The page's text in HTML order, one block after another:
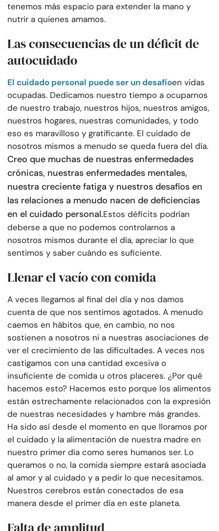
tenemos más espacio para extender la mano y
nutrir a quienes amamos.
Las consecuencias de un déficit de
autocuidado
El cuidado personal puede ser un desafíoen vidas
ocupadas. Dedicamos nuestro tiempo a ocuparnos
de nuestro trabajo, nuestros hijos, nuestros amigos,
nuestros hogares, nuestras comunidades, y todo
eso es maravilloso y gratificante. El cuidado de
nosotros mismos a menudo se queda fuera del día.
Creo que muchas de nuestras enfermedades
crónicas, nuestras enfermedades mentales,
nuestra creciente fatiga y nuestros desafíos en
las relaciones a menudo nacen de deficiencias
en el cuidado personal.Estos déficits podrían
deberse a que no podemos controlarnos a
nosotros mismos durante el día, apreciar lo que
sentimos y saber cuándo es suficiente.
Llenar el vacío con comida
A veces llegamos al final del día y nos damos
cuenta de que nos sentimos agotados. A menudo
caemos en hábitos que, en cambio, no nos
sostienen a nosotros ni a nuestras asociaciones de
ver el crecimiento de las dificultades. A veces nos
castigamos con una cantidad excesiva o
insuficiente de comida u otros placeres. ¿Por qué
hacemos esto? Hacemos esto porque los alimentos
están estrechamente relacionados con la expresión
de nuestras necesidades y hambre más grandes.
Ha sido así desde el momento en que lloramos por
el cuidado y la alimentación de nuestra madre en
nuestro primer día como seres humanos ser. Lo
queramos o no, la comida siempre estará asociada
al amor y al cuidado y a pedir lo que necesitamos.
Nuestros cerebros están conectados de esa
manera desde el primer día en este planeta.